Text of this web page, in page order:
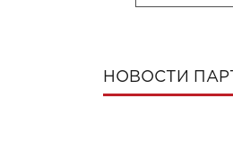
НОВОСТИ